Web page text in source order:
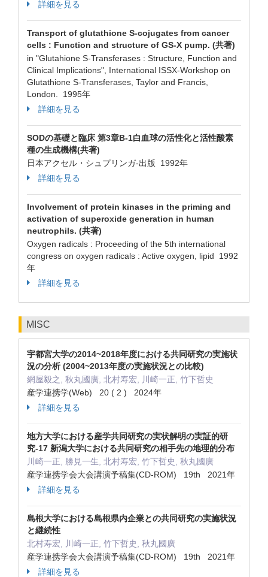
詳細を見る
Transport of glutathione S-cojugates from cancer
cells : Function and structure of GS-X pump. (共著)
in "Glutahione S-Transferases : Structure, Function and
Clinical Implications", International ISSX-Workshop on
Glutathione S-Transferases, Taylor and Francis,
London. 1995年
詳細を見る
SODの基礎と臨床 第3章B-1白血球の活性化と活性酸素
種の生成機構(共著)
日本アクセル・シュプリンガ-出版 1992年
詳細を見る
Involvement of protein kinases in the priming and
activation of superoxide generation in human
neutrophils. (共著)
Oxygen radicals : Proceeding of the 5th international
congress on oxygen radicals : Active oxygen, lipid 1992
年
詳細を見る
MISC
宇都宮大学の2014~2018年度における共同研究の実施状
況の分析 (2004~2013年度の実施状況との比較)
網屋毅之, 秋丸國廣, 北村寿宏, 川崎一正, 竹下哲史
産学連携学(Web) 20 ( 2 ) 2024年
詳細を見る
地方大学における産学共同研究の実状解明の実証的研
究-17 新潟大学における共同研究の相手先の地理的分布
川崎一正, 勝見一生, 北村寿宏, 竹下哲史, 秋丸國廣
産学連携学会大会講演予稿集(CD-ROM) 19th 2021年
詳細を見る
島根大学における島根県内企業との共同研究の実施状況
と継続性
北村寿宏, 川崎一正, 竹下哲史, 秋丸國廣
産学連携学会大会講演予稿集(CD-ROM) 19th 2021年
詳細を見る